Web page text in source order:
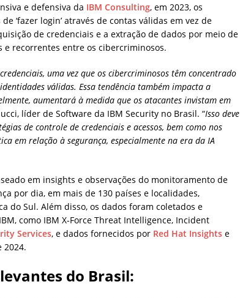
e defensiva da IBM Consulting, em 2023, os
‘fazer login’ através de contas válidas em vez de
de credenciais e a extração de dados por meio de
recorrentes entre os cibercriminosos.
uma vez que os cibercriminosos têm concentrado
válidas. Essa tendência também impacta a
aumentará à medida que os atacantes invistam em
líder de Software da IBM Security no Brasil. “Isso deve
de controle de credenciais e acessos, bem como nos
em relação à segurança, especialmente na era da IA
em insights e observações do monitoramento de
por dia, em mais de 130 países e localidades,
do Sul. Além disso, os dados foram coletados e
como IBM X-Force Threat Intelligence, Incident
Services, e dados fornecidos por Red Hat Insights e
2024.
do Brasil: